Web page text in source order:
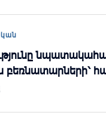
բեռնատարների՝